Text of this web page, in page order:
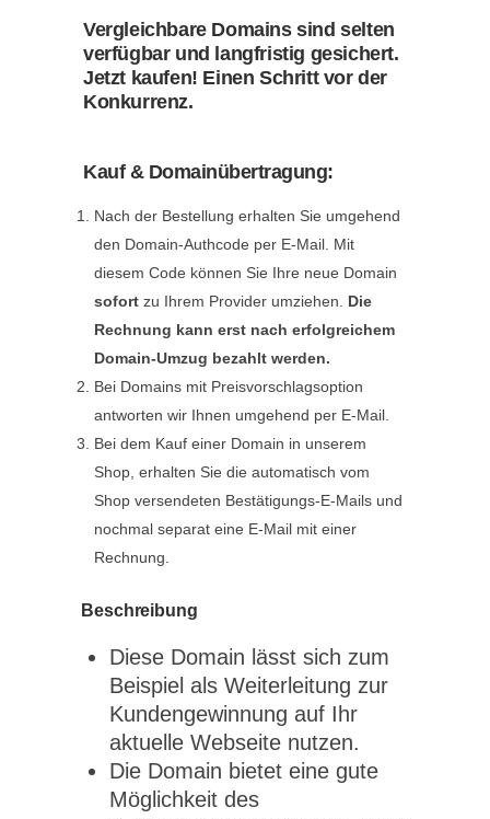
Vergleichbare Domains sind selten
verfügbar und langfristig gesichert.
Jetzt kaufen! Einen Schritt vor der
Konkurrenz.
Kauf & Domainübertragung:
Nach der Bestellung erhalten Sie umgehend
den Domain-Authcode per E-Mail. Mit
diesem Code können Sie Ihre neue Domain
sofort zu Ihrem Provider umziehen. Die
Rechnung kann erst nach erfolgreichem
Domain-Umzug bezahlt werden.
Bei Domains mit Preisvorschlagsoption
antworten wir Ihnen umgehend per E-Mail.
Bei dem Kauf einer Domain in unserem
Shop, erhalten Sie die automatisch vom
Shop versendeten Bestätigungs-E-Mails und
nochmal separat eine E-Mail mit einer
Rechnung.
Beschreibung
Diese Domain lässt sich zum
Beispiel als Weiterleitung zur
Kundengewinnung auf Ihr
aktuelle Webseite nutzen.
Die Domain bietet eine gute
Möglichkeit des